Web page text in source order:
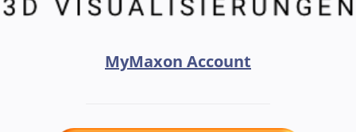
MyMaxon Account